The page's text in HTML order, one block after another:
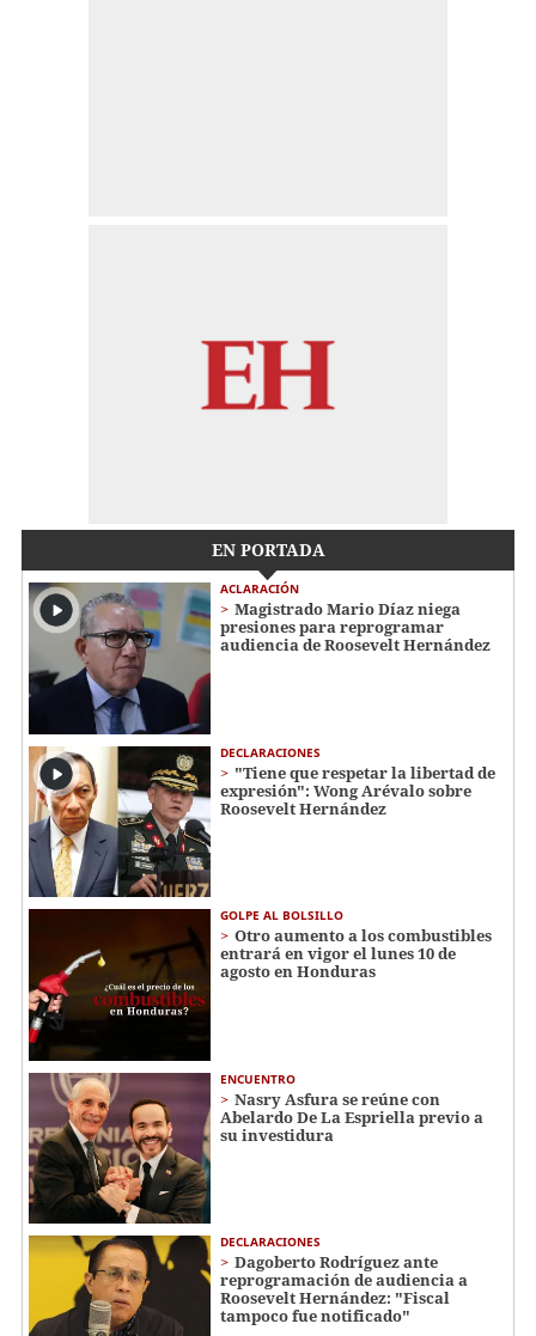
EN PORTADA
ACLARACIÓN
Magistrado Mario Díaz niega
presiones para reprogramar
audiencia de Roosevelt Hernández
DECLARACIONES
"Tiene que respetar la libertad de
expresión": Wong Arévalo sobre
Roosevelt Hernández
GOLPE AL BOLSILLO
Otro aumento a los combustibles
entrará en vigor el lunes 10 de
agosto en Honduras
ENCUENTRO
Nasry Asfura se reúne con
Abelardo De La Espriella previo a
su investidura
DECLARACIONES
Dagoberto Rodríguez ante
reprogramación de audiencia a
Roosevelt Hernández: "Fiscal
tampoco fue notificado"